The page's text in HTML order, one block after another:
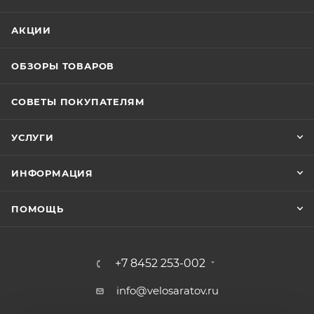
АКЦИИ
ОБЗОРЫ ТОВАРОВ
СОВЕТЫ ПОКУПАТЕЛЯМ
УСЛУГИ
ИНФОРМАЦИЯ
ПОМОЩЬ
+7 8452 253-002
info@velosaratov.ru